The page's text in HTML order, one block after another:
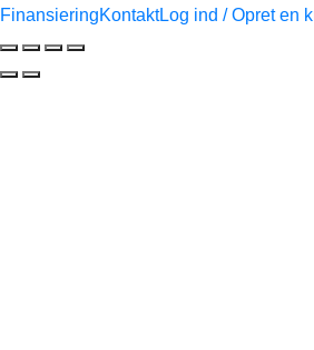
FinansieringKontaktLog ind / Opret en